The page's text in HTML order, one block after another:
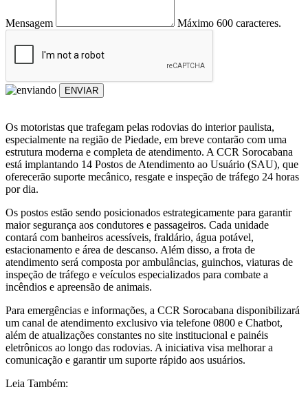
Mensagem Máximo 600 caracteres.
ENVIAR
Os motoristas que trafegam pelas rodovias do interior paulista,
especialmente na região de Piedade, em breve contarão com uma
estrutura moderna e completa de atendimento. A CCR Sorocabana
está implantando 14 Postos de Atendimento ao Usuário (SAU), que
oferecerão suporte mecânico, resgate e inspeção de tráfego 24 horas
por dia.
Os postos estão sendo posicionados estrategicamente para garantir
maior segurança aos condutores e passageiros. Cada unidade
contará com banheiros acessíveis, fraldário, água potável,
estacionamento e área de descanso. Além disso, a frota de
atendimento será composta por ambulâncias, guinchos, viaturas de
inspeção de tráfego e veículos especializados para combate a
incêndios e apreensão de animais.
Para emergências e informações, a CCR Sorocabana disponibilizará
um canal de atendimento exclusivo via telefone 0800 e Chatbot,
além de atualizações constantes no site institucional e painéis
eletrônicos ao longo das rodovias. A iniciativa visa melhorar a
comunicação e garantir um suporte rápido aos usuários.
Leia Também: